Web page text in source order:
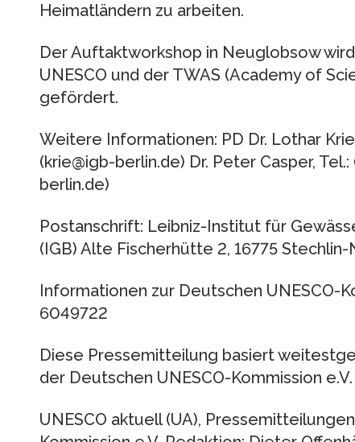
Heimatländern zu arbeiten.
Der Auftaktworkshop in Neuglobsow
UNESCO und der TWAS (Academy of
gefördert.
Weitere Informationen: PD Dr. Lothar
(krie@igb-berlin.de) Dr. Peter Casper,
berlin.de)
Postanschrift: Leibniz-Institut für
(IGB) Alte Fischerhütte 2, 16775
Informationen zur Deutschen UNESCO-
6049722
Diese Pressemitteilung basiert
der Deutschen UNESCO-Kommission
UNESCO aktuell (UA),